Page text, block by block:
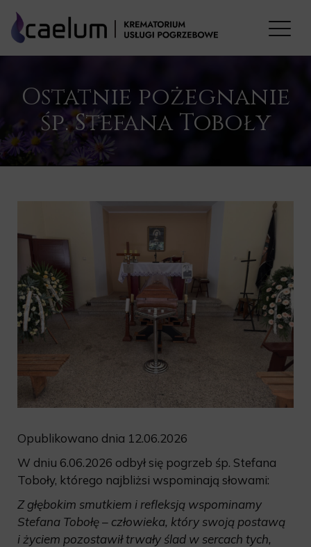
Ostatnie pożegnanie
śp. Stefana Toboły
Opublikowano dnia 12.06.2026
W dniu 6.06.2026 odbył się pogrzeb śp. Stefana
Toboły, którego najbliżsi wspominają słowami:
Z głębokim smutkiem i refleksją wspominamy
Stefana Tobołę – człowieka, który swoją postawą
i życiem pozostawił trwały ślad w sercach tych,